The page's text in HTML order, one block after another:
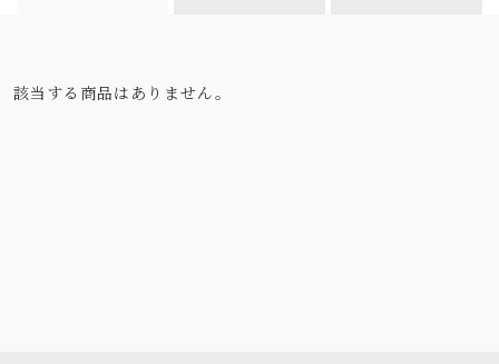
該当する商品はありません。